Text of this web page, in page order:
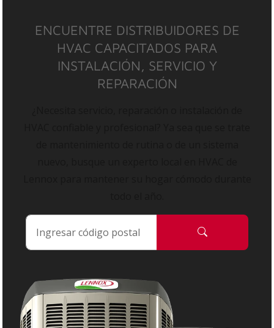
ENCUENTRE DISTRIBUIDORES DE
HVAC CAPACITADOS PARA
INSTALACIÓN, SERVICIO Y
REPARACIÓN